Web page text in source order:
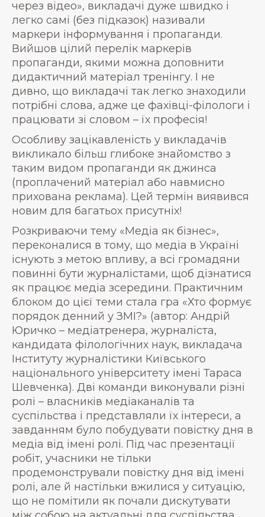
через відео», викладачі дуже швидко і
легко самі (без підказок) називали
маркери інформування і пропаганди.
Вийшов цілий перелік маркерів
пропаганди, якими можна доповнити
дидактичний матеріал тренінгу. І не
дивно, що викладачі так легко знаходили
потрібні слова, адже це фахівці-філологи і
працювати зі словом – їх професія!
Особливу зацікавленість у викладачів
викликало більш глибоке знайомство з
таким видом пропаганди як джинса
(проплачений матеріал або навмисно
прихована реклама). Цей термін виявився
новим для багатьох присутніх!
Розкриваючи тему «Медіа як бізнес»,
переконалися в тому, що медіа в Україні
існують з метою впливу, а всі громадяни
повинні бути журналістами, щоб дізнатися
як працює медіа зсередини. Практичним
блоком до цієї теми стала гра «Хто формує
порядок денний у ЗМІ?» (автор: Андрій
Юричко – медіатренера, журналіста,
кандидата філологічних наук, викладача
Інституту журналістики Київського
національного університету імені Тараса
Шевченка). Дві команди виконували різні
ролі – власників медіаканалів та
суспільства і представляли їх інтереси, а
завданням було побудувати повістку дня в
медіа від імені ролі. Під час презентації
робіт, учасники не тільки
продемонстрували повістку дня від імені
ролі, але й настільки вжилися у ситуацію,
що не помітили як почали дискутувати